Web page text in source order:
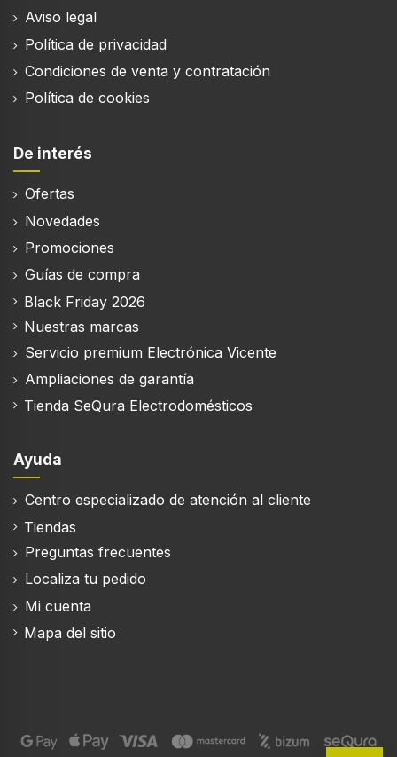
Aviso legal
Política de privacidad
Condiciones de venta y contratación
Política de cookies
De interés
Ofertas
Novedades
Promociones
Guías de compra
Black Friday 2026
Nuestras marcas
Servicio premium Electrónica Vicente
Ampliaciones de garantía
Tienda SeQura Electrodomésticos
Ayuda
Centro especializado de atención al cliente
Tiendas
Preguntas frecuentes
Localiza tu pedido
Mi cuenta
Mapa del sitio